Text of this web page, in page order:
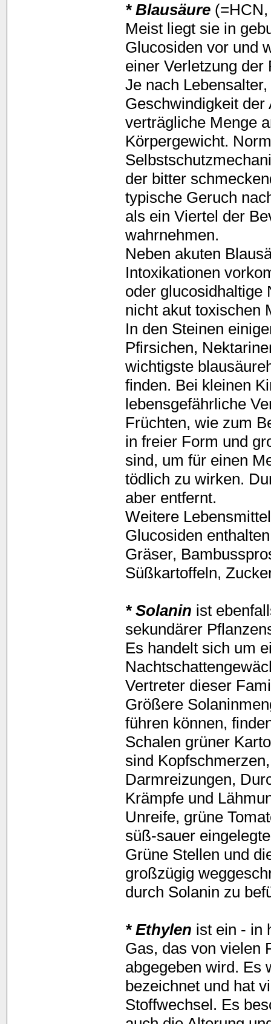
* Blausäure(=HCN,
Meist liegt sie in
Glucosiden vor und
einer Verletzung der
Je nach
Geschwindigkeit
verträgliche Menge
Körpergewicht.
der bitter
typische Geruch
als ein Viertel der
wahrnehmen.
Neben akuten
Intoxikationen
oder glucosidhaltige
nicht akut toxischen
In den Steinen
Pfirsichen,
wichtigste
finden. Bei kleinen
lebensgefährliche
Früchten, wie zum
in freier Form und
sind, um für einen
tödlich zu wirken.
aber entfernt.
Weitere
Glucosiden
Gräser,
Süßkartoffeln,
* Solanin ist
sekundärer
Es handelt sich um
Vertreter dieser
Größere
führen können,
Schalen grüner
sind
Darmreizungen,
Krämpfe und
Unreife, grüne
süß-sauer
Grüne Stellen und
großzügig
durch Solanin zu
* Ethylen ist ein - in
Gas, das von vielen
abgegeben wird. Es
bezeichnet und hat
Stoffwechsel. Es